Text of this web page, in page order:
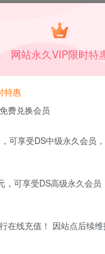
数字绘画PS笔刷合集（abr
源，请付费后查看
￥0.99
会员免费
网络虚拟产品，由于网络
自互联网收集，仅供用于学
有侵权、不妥之处，请第一
网站永久VIP限时特
特惠
费兑换会员
可享受DS中级永久会员
，可享受DS高级永久会
在线充值！ 因站点后续